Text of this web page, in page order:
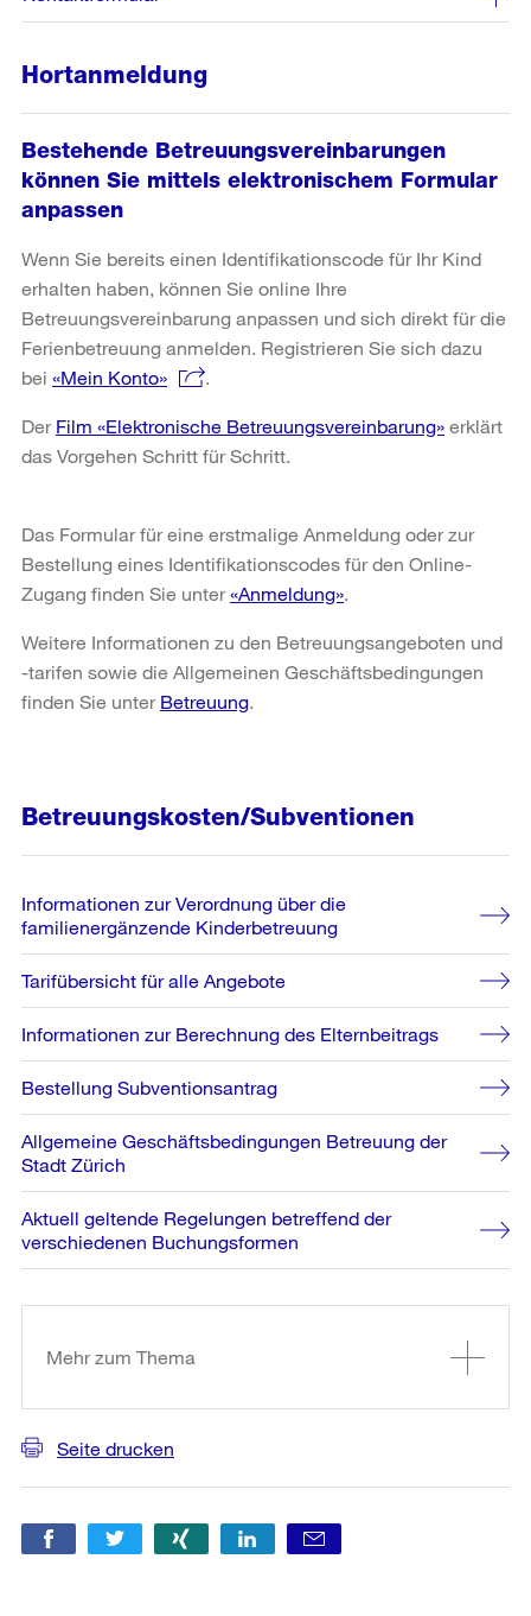
Hortanmeldung
Bestehende Betreuungsvereinbarungen
können Sie mittels elektronischem Formular
anpassen
Wenn Sie bereits einen Identifikationscode für Ihr Kind
erhalten haben, können Sie online Ihre
Betreuungsvereinbarung anpassen und sich direkt für die
Ferienbetreuung anmelden. Registrieren Sie sich dazu
bei «Mein Konto» .
Der Film «Elektronische Betreuungsvereinbarung» erklärt
das Vorgehen Schritt für Schritt.
Das Formular für eine erstmalige Anmeldung oder zur
Bestellung eines Identifikationscodes für den Online-
Zugang finden Sie unter«Anmeldung».
Weitere Informationen zu den Betreuungsangeboten und
-tarifen sowie die Allgemeinen Geschäftsbedingungen
finden Sie unter Betreuung.
Betreuungskosten/Subventionen
Informationen zur Verordnung über die
familienergänzende Kinderbetreuung
Tarifübersicht für alle Angebote
Informationen zur Berechnung des Elternbeitrags
Bestellung Subventionsantrag
Allgemeine Geschäftsbedingungen Betreuung der
Stadt Zürich
Aktuell geltende Regelungen betreffend der
verschiedenen Buchungsformen
Mehr zum Thema
Seite drucken